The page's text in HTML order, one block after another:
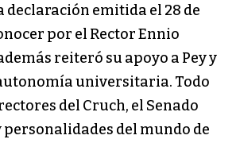
declaración emitida el 28 de
por el Rector Ennio
reiteró su apoyo a Pey y
universitaria. Todo
del Cruch, el Senado
del mundo de